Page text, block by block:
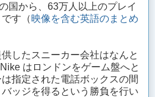
国から、63万人以上のプレイ
す（映像を含む英語のまとめ
したスニーカー会社はなんと
はロンドンをゲーム盤へと
指定された電話ボックスの間
ッジを得るという勝負を行い